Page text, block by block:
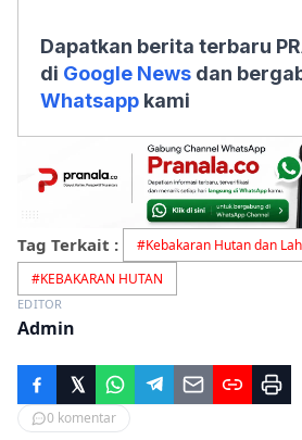
Dapatkan berita terbaru
di Google News dan
Whatsapp kami
Tag Terkait : #Kebakaran Hutan dan
#KEBAKARAN HUTAN
EDITOR
Admin
0 komentar